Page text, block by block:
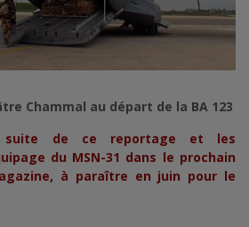
Chammal au départ de la BA 123
suite de ce reportage et les
du MSN-31 dans le prochain
à paraître en juin pour le